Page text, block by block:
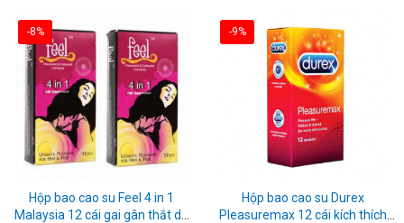
-8%
Hộp bao cao su Feel 4 in 1
Malaysia 12 cái gai gân thắt dễ
-9%
Hộp bao cao su Durex
Pleasuremax 12 cái kích thích